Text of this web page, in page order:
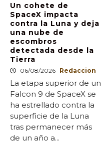
Un cohete de
SpaceX impacta
contra la Luna y deja
una nube de
escombros
detectada desde la
Tierra
06/08/2026 Redaccion
La etapa superior de un
Falcon 9 de SpaceX se
ha estrellado contra la
superficie de la Luna
tras permanecer más
de un año a...